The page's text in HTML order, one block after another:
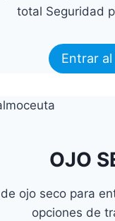
total Seguridad
Entrar al
OJO
ojo seco para
opciones de